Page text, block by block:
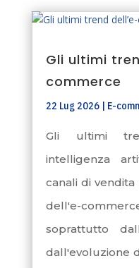
Gli ultimi
commerce
22 Lug 2026| E-
Gli ultimi
intelligenza
canali di
dell'e-
soprattutto
dall'evoluzione